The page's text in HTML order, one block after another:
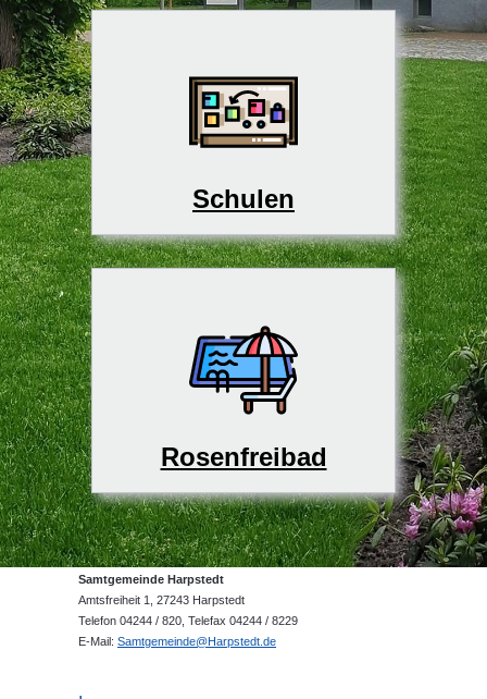
Schulen
Rosenfreibad
Samtgemeinde Harpstedt
Amtsfreiheit 1, 27243 Harpstedt
Telefon 04244 / 820, Telefax 04244 / 8229
E-Mail: Samtgemeinde@Harpstedt.de